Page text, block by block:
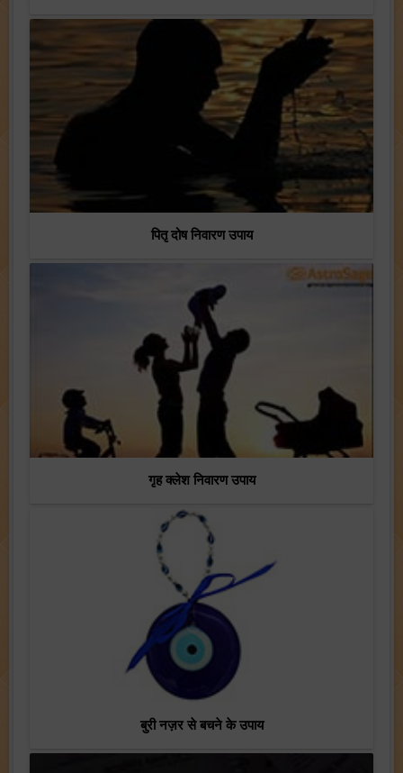
पितृ दोष निवारण उपाय
गृह क्लेश निवारण उपाय
बुरी नज़र से बचने के उपाय